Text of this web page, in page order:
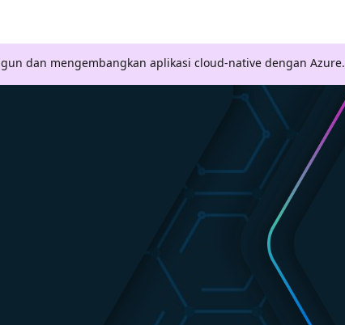
dan mengembangkan aplikasi cloud-native dengan Azure.